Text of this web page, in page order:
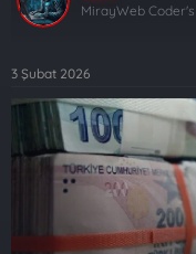
u
y
b
a
ı
t
a
r
i
MirayWeb Coder's
3 Şubat 2026